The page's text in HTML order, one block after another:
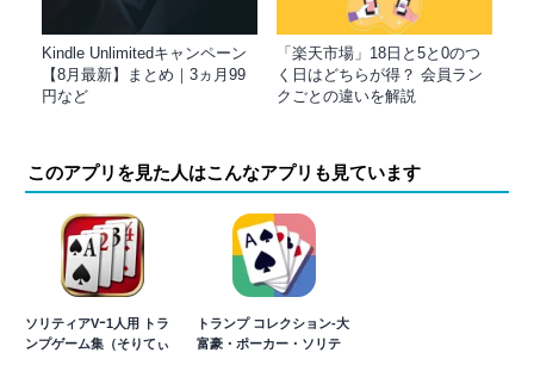
Kindle Unlimitedキャンペーン
【8月最新】まとめ｜3ヵ月99
円など
「楽天市場」18日と5と0のつ
く日はどちらが得？ 会員ラン
クごとの違いを解説
このアプリを見た人はこんなアプリも見ています
ソリティアVｰ1人用 トラ
ンプゲーム集（そりてぃ
トランプ コレクション-大
富豪・ポーカー・ソリテ